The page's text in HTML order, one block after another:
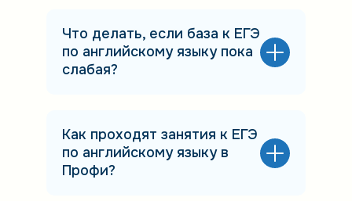
Что делать, если база к ЕГЭ
по английскому языку пока
слабая?
Как проходят занятия к ЕГЭ
по английскому языку в
Профи?